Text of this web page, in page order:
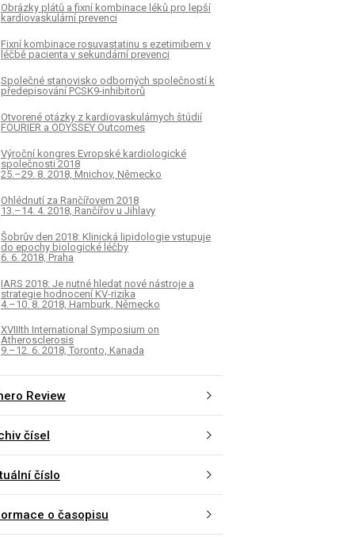
Obrázky plátů a fixní kombinace léků pro lepší
kardiovaskulární prevenci
Fixní kombinace rosuvastatinu s ezetimibem v
léčbě pacienta v sekundární prevenci
Společné stanovisko odborných společností k
předepisování PCSK9-inhibitorů
Otvorené otázky z kardiovaskulárnych štúdií
FOURIER a ODYSSEY Outcomes
Výroční kongres Evropské kardiologické
společnosti 2018
25.–29. 8. 2018, Mnichov, Německo
Ohlédnutí za Rančířovem 2018
13.–14. 4. 2018, Rančířov u Jihlavy
Šobrův den 2018: Klinická lipidologie vstupuje
do epochy biologické léčby
6. 6. 2018, Praha
IARS 2018: Je nutné hledat nové nástroje a
strategie hodnocení KV-rizika
4.–10. 8. 2018, Hamburk, Německo
XVIIIth International Symposium on
Atherosclerosis
9.–12. 6. 2018, Toronto, Kanada
Review
čísel
číslo
o časopisu